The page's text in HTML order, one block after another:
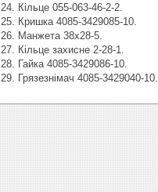
24. Кільце 055-063-46-2-2.
25. Кришка 4085-3429085-10.
26. Манжета 38х28-5.
27. Кільце захисне 2-28-1.
28. Гайка 4085-3429086-10.
29. Грязезнімач 4085-3429040-10.